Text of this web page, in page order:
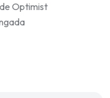
Optimist